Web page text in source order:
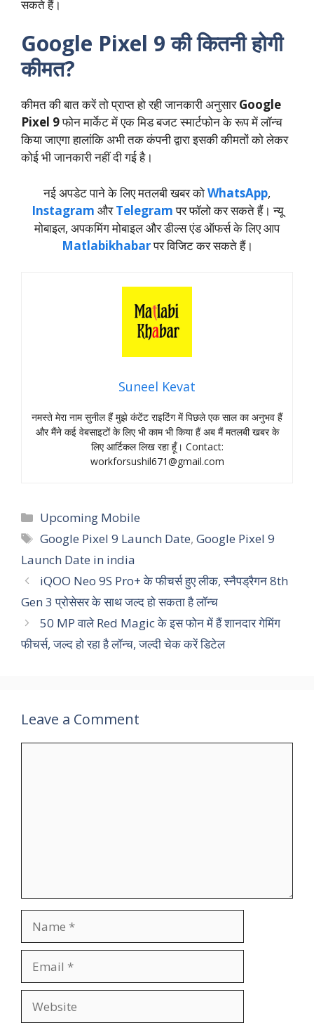
सकते हैं।
Google Pixel 9 की कितनी होगी
कीमत?
कीमत की बात करें तो प्राप्त हो रही जानकारी अनुसारGoogle
Pixel 9फोन मार्केट में एक मिड बजट स्मार्टफोन के रूप में लॉन्च
किया जाएगा हालांकि अभी तक कंपनी द्वारा इसकी कीमतों को लेकर
कोई भी जानकारी नहीं दी गई है।
नई अपडेट पाने के लिए मतलबी खबर कोWhatsApp,
Instagram औरTelegramपर फॉलो कर सकते हैं। न्‍यू
मोबाइल, अपकमिंग मोबाइल और डील्‍स एंड ऑफर्स के लिए आप
Matlabikhabarपर विजिट कर सकते हैं।
Suneel Kevat
नमस्‍ते मेरा नाम सुनील हैं मुझे कंटेंट राइटिंग में पिछले एक साल का अनुभव हैं
और मैंने कई वेबसाइटों के लिए भी काम भी किया हैं अब मैं मतलबी खबर के
लिए आर्टिकल लिख रहा हूँ। Contact:
workforsushil671@gmail.com
Categories
Upcoming Mobile
Tags
Google Pixel 9 Launch Date,Google Pixel 9
Launch Date in india
iQOO Neo 9S Pro+ के फीचर्स हुए लीक, स्नैपड्रैगन 8th
Gen 3 प्रोसेसर के साथ जल्द हो सकता है लॉन्च
50 MP वाले Red Magic के इस फोन में हैं शानदार गेमिंग
फीचर्स, जल्द हो रहा है लॉन्च, जल्दी चेक करें डिटेल
Leave a Comment